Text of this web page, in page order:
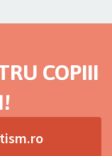
COPIII